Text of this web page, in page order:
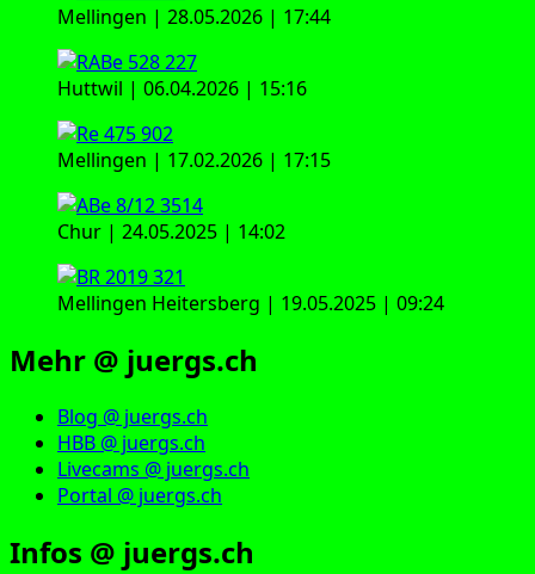
Mellingen | 28.05.2026 | 17:44
Huttwil | 06.04.2026 | 15:16
Mellingen | 17.02.2026 | 17:15
Chur | 24.05.2025 | 14:02
Mellingen Heitersberg | 19.05.2025 | 09:24
Mehr @ juergs.ch
Blog @ juergs.ch
HBB @ juergs.ch
Livecams @ juergs.ch
Portal @ juergs.ch
Infos @ juergs.ch